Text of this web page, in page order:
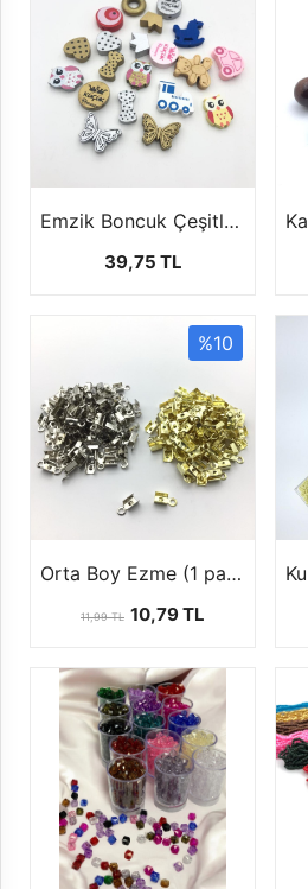
Emzik Boncuk Çeşitleri (1 paket-50 gr)
39,75 TL
%10
Orta Boy Ezme (1 paket-20 ad)
11,99 TL 10,79 TL